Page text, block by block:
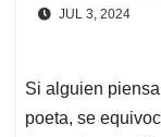
JUL 3, 2024
Si alguien
poeta, se